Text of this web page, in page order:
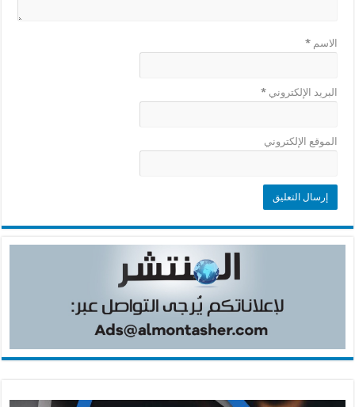
الاسم*
البريد الإلكتروني*
الموقع الإلكتروني